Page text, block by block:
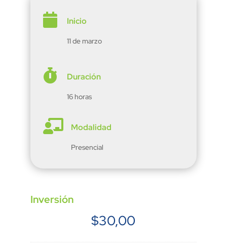
 Inicio
11 de marzo
 Duración
16 horas
 Modalidad
Presencial
Inversión
$30,00